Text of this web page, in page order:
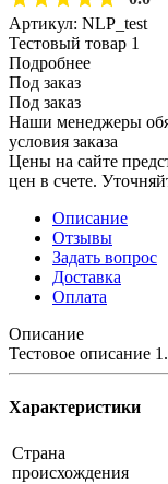
Артикул: NLP_test
Тестовый товар 1
Подробнее
Под заказ
Под заказ
Наши менеджеры
условия заказа
Цены на сайте
цен в счете.
Описание
Отзывы
Задать вопрос
Доставка
Оплата
Описание
Тестовое описание
Характеристики
Страна
происхождения